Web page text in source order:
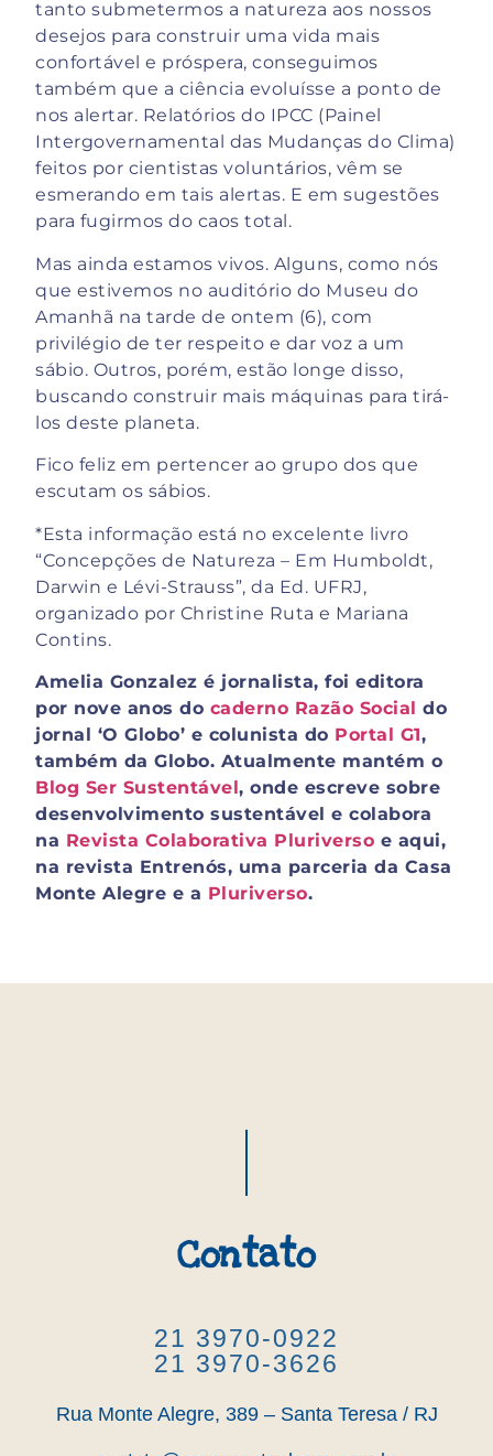
tanto submetermos a natureza aos nossos
desejos para construir uma vida mais
confortável e próspera, conseguimos
também que a ciência evoluísse a ponto de
nos alertar. Relatórios do IPCC (Painel
Intergovernamental das Mudanças do Clima)
feitos por cientistas voluntários, vêm se
esmerando em tais alertas. E em sugestões
para fugirmos do caos total.
Mas ainda estamos vivos. Alguns, como nós
que estivemos no auditório do Museu do
Amanhã na tarde de ontem (6), com
privilégio de ter respeito e dar voz a um
sábio. Outros, porém, estão longe disso,
buscando construir mais máquinas para tirá-
los deste planeta.
Fico feliz em pertencer ao grupo dos que
escutam os sábios.
*Esta informação está no excelente livro
“Concepções de Natureza – Em Humboldt,
Darwin e Lévi-Strauss”, da Ed. UFRJ,
organizado por Christine Ruta e Mariana
Contins.
Amelia Gonzalez é jornalista, foi editora
por nove anos do caderno Razão Social do
jornal ‘O Globo’ e colunista do Portal G1,
também da Globo. Atualmente mantém o
Blog Ser Sustentável, onde escreve sobre
desenvolvimento sustentável e colabora
na Revista Colaborativa Pluriverso e aqui,
na revista Entrenós, uma parceria da Casa
Monte Alegre e a Pluriverso.
Contato
21 3970-0922
21 3970-3626
Rua Monte Alegre, 389 – Santa Teresa / RJ